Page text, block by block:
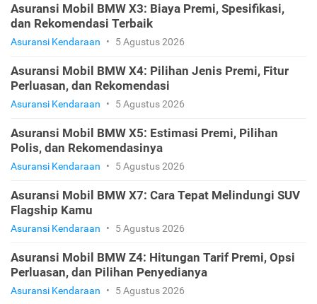
Asuransi Mobil BMW X3: Biaya Premi, Spesifikasi,
dan Rekomendasi Terbaik
Asuransi Kendaraan • 5 Agustus 2026
Asuransi Mobil BMW X4: Pilihan Jenis Premi, Fitur
Perluasan, dan Rekomendasi
Asuransi Kendaraan • 5 Agustus 2026
Asuransi Mobil BMW X5: Estimasi Premi, Pilihan
Polis, dan Rekomendasinya
Asuransi Kendaraan • 5 Agustus 2026
Asuransi Mobil BMW X7: Cara Tepat Melindungi SUV
Flagship Kamu
Asuransi Kendaraan • 5 Agustus 2026
Asuransi Mobil BMW Z4: Hitungan Tarif Premi, Opsi
Perluasan, dan Pilihan Penyedianya
Asuransi Kendaraan • 5 Agustus 2026